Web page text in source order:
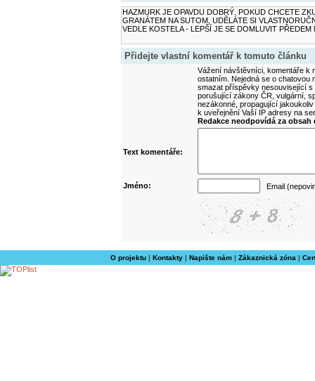
HAZMURK JE OPAVDU DOBRÝ. POKUD CHCETE
GRANÁTEM NA SUTOM, UDĚLÁTE SI
VEDLE KOSTELA - LEPŠÍ JE SE DOMLUVIT PŘEDEM
Přidejte vlastní komentář k tomuto článku
Vážení návštěvníci, komentáře k
ostatním. Nejedná se o
smazat příspěvky nesouvisející
porušující zákony ČR, vulgární,
nezákonné, propagující
k uveřejnění Vaší IP adresy na
Redakce neodpovídá za
Text komentáře:
Jméno: Email
O projektu| Kontakty| Napište nám| Zákaznická zóna |